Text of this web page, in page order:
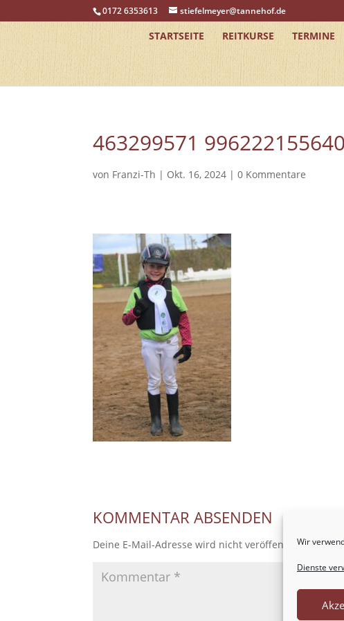
Wir
Dienste
0172 6353613 stiefelmeyer@tannehof.de
STARTSEITE REITKURSE TERMINE
463299571
von Franzi-Th | Okt. 16, 2024 |0 Kommentare
KOMMENTAR ABSENDEN
Deine E-Mail-Adresse wird nicht veröffentlicht.